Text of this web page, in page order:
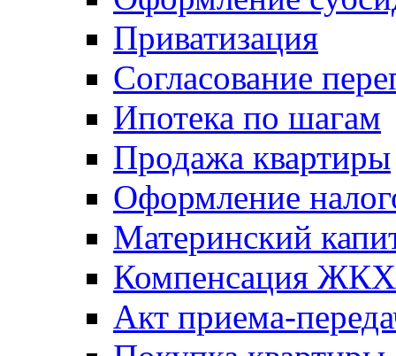
Приватизация
Согласование
Ипотека по шагам
Продажа квартиры
Оформление
Материнский
Компенсация ЖКХ
Акт приема-